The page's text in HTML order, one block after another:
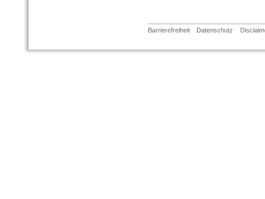
Barrierefreiheit Datenschutz